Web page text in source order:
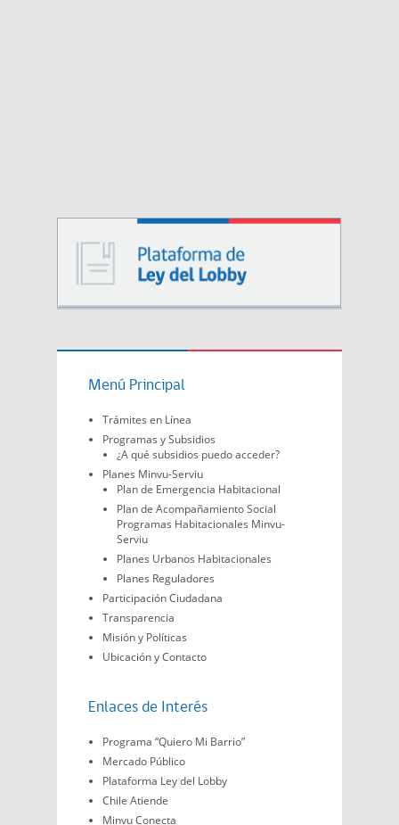
Menú Principal
Trámites en Línea
Programas y Subsidios
¿A qué subsidios puedo acceder?
Planes Minvu-Serviu
Plan de Emergencia Habitacional
Plan de Acompañamiento Social
Programas Habitacionales Minvu-
Serviu
Planes Urbanos Habitacionales
Planes Reguladores
Participación Ciudadana
Transparencia
Misión y Políticas
Ubicación y Contacto
Enlaces de Interés
Programa “Quiero Mi Barrio”
Mercado Público
Plataforma Ley del Lobby
Chile Atiende
Minvu Conecta